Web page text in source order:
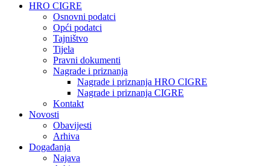
HRO CIGRE
Osnovni podatci​
Opći podatci
Tajništvo
Tijela
Pravni dokumenti
Nagrade i priznanja
Nagrade i priznanja HRO CIGRE
Nagrade i priznanja CIGRE
Kontakt
Novosti
Obavijesti
Arhiva
Događanja
Najava